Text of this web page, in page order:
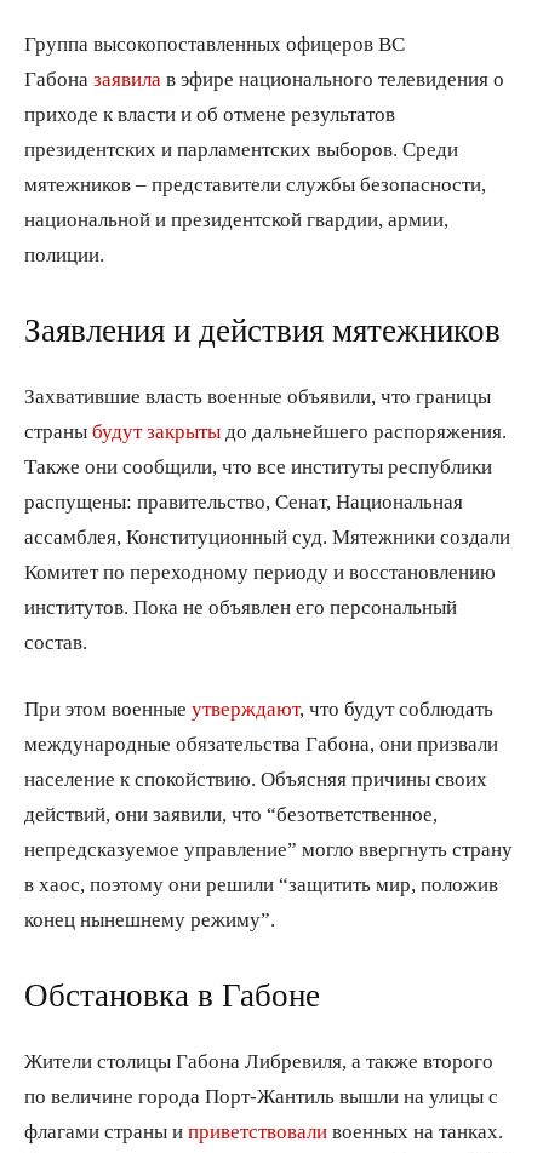
Группа высокопоставленных офицеров ВС
Габона заявила в эфире национального телевидения о
приходе к власти и об отмене результатов
президентских и парламентских выборов. Среди
мятежников – представители службы безопасности,
национальной и президентской гвардии, армии,
полиции.
Заявления и действия мятежников
Захватившие власть военные объявили, что границы
страны будут закрыты до дальнейшего распоряжения.
Также они сообщили, что все институты республики
распущены: правительство, Сенат, Национальная
ассамблея, Конституционный суд. Мятежники создали
Комитет по переходному периоду и восстановлению
институтов. Пока не объявлен его персональный
состав.
При этом военные утверждают, что будут соблюдать
международные обязательства Габона, они призвали
население к спокойствию. Объясняя причины своих
действий, они заявили, что “безответственное,
непредсказуемое управление” могло ввергнуть страну
в хаос, поэтому они решили “защитить мир, положив
конец нынешнему режиму”.
Обстановка в Габоне
Жители столицы Габона Либревиля, а также второго
по величине города Порт-Жантиль вышли на улицы с
флагами страны и приветствовали военных на танках.